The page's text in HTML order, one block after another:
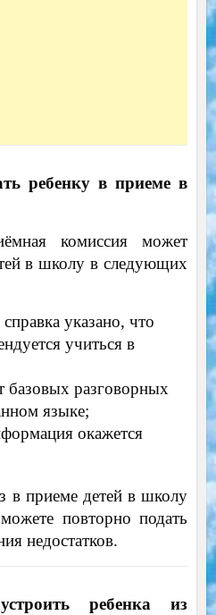
ребенку в приеме в
комиссия может
в школу в следующих
указано, что
учиться в
базовых разговорных
языке;
окажется
в приеме детей в школу
повторно подать
недостатков.
ребенка из